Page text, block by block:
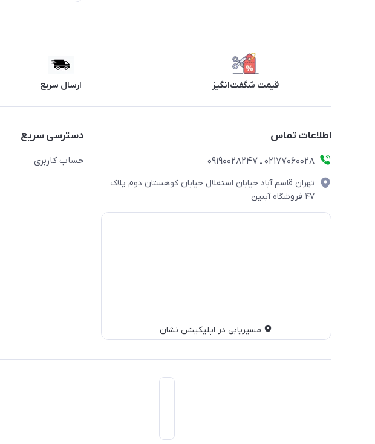
قیمت شگفت‌انگیز ارسال سریع
اطلاعات تماس
۰۲۱۷۷۰۶۰۰۲۸ ـ ۰۹۱۹۰۰۲۸۲۴۷
تهران قاسم آباد خیابان استقلال خیابان کوهستان دوم پلاک
۴۷ فروشگاه آبتین
مسیریابی در اپلیکیشن نشان
دسترسی سریع
حساب کاربری